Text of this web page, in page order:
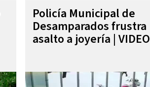
Policía Municipal de
Desamparados frustra
asalto a joyería | VIDEO